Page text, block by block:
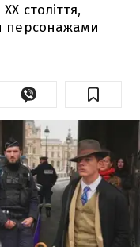
століття,
персонажами